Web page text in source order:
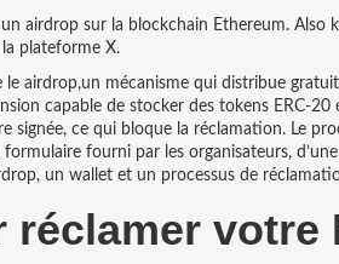
airdrop sur la blockchain Ethereum. Also
plateforme X.
le airdrop,un mécanisme qui distribue
capable de stocker des tokens
signée, ce qui bloque la réclamation. Le
fourni par les organisateurs,
un wallet et un processus de
réclamer votre